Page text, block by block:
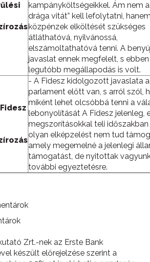
kampányköltségeikkel. Ám nem
drága vitát” kell lefolytatni,
közpénzek elköltését szükséges
átláthatóvá, nyilvánossá,
elszámoltathatóvá tenni. A
javaslat ennek megfelelt, s ebben
legutóbb megállapodás is volt.
- A Fidesz kidolgozott javaslata a
parlament előtt van, s arról szól,
miként lehet olcsóbbá tenni a
lebonyolítását A Fidesz jelenleg,
megszorításokkal teli
olyan elképzelést nem tud
amely megemelné a jelenlegi
támogatást, de nyitottak
további egyeztetésre.
Zrt.-nek az Erste Bank
készült előrejelzése szerint a